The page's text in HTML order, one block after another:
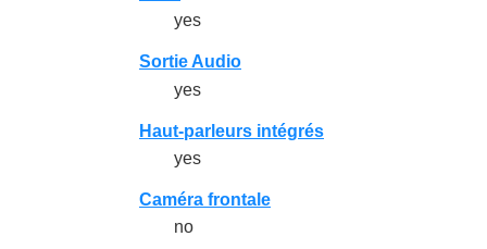
yes
Sortie Audio
yes
Haut-parleurs intégrés
yes
Caméra frontale
no